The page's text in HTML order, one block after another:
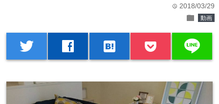
time 2018/03/29
folder 動画
twitter facebook hatenabookmark line